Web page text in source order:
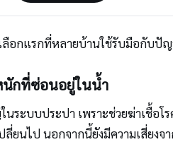
ลือกแรกที่หลายบ้านใช้รับมือกับปั
กที่ซ่อนอยู่ในน้ำ
ะบบประปา เพราะช่วยฆ่าเชื้อโ
ยนไป นอกจากนี้ยังมีความเสี่ยงจ